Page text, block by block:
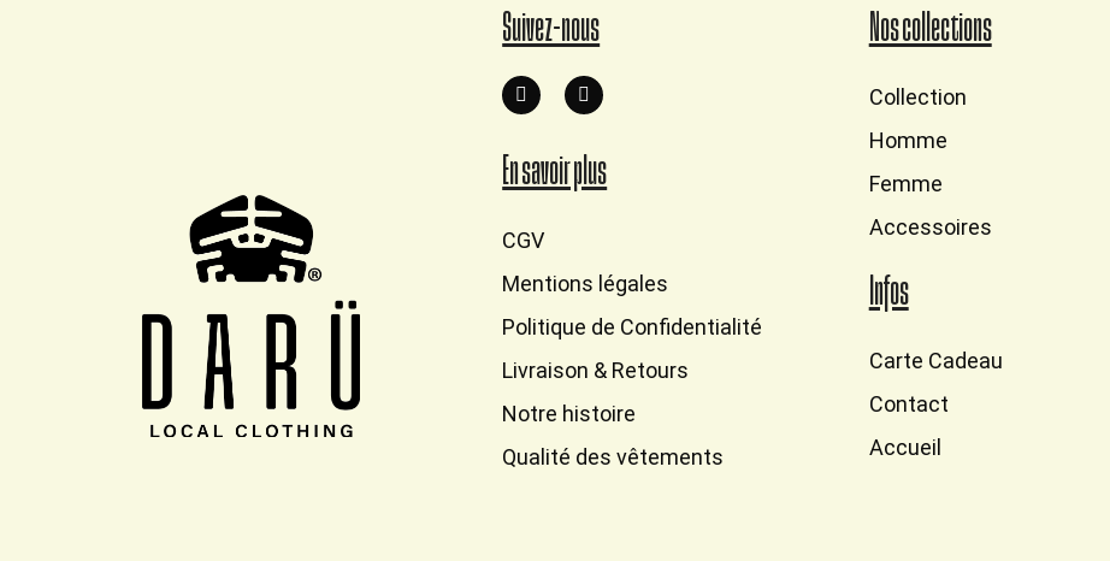
Suivez-nous
En savoir plus
CGV
Mentions légales
Politique de Confidentialité
Livraison & Retours
Notre histoire
Qualité des vêtements
Nos collections
Collection
Homme
Femme
Accessoires
Infos
Carte Cadeau
Contact
Accueil